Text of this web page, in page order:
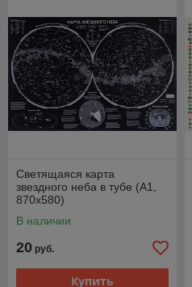
Светящаяся карта
звездного неба в тубе (А1,
870х580)
В наличии
20 руб.
Купить